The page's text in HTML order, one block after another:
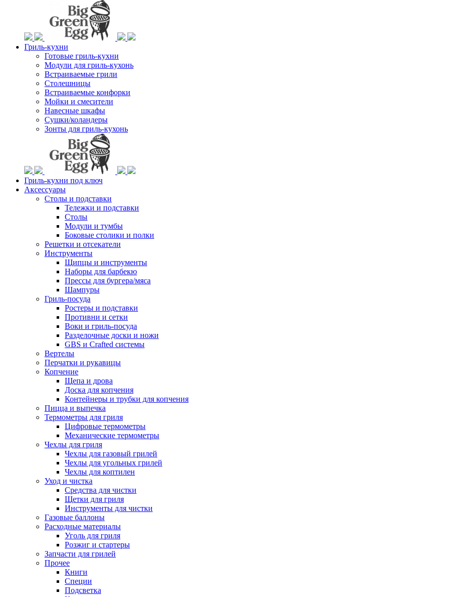
Гриль-кухни
Готовые гриль-кухни
Модули для гриль-кухонь
Встраиваемые грили
Столешницы
Встраиваемые конфорки
Мойки и смесители
Навесные шкафы
Сушки/коландеры
Зонты для гриль-кухонь
Гриль-кухни под ключ
Аксессуары
Столы и подставки
Тележки и подставки
Столы
Модули и тумбы
Боковые столики и полки
Решетки и отсекатели
Инструменты
Щипцы и инструменты
Наборы для барбекю
Прессы для бургера/мяса
Шампуры
Гриль-посуда
Ростеры и подставки
Противни и сетки
Воки и гриль-посуда
Разделочные доски и ножи
GBS и Crafted системы
Вертелы
Перчатки и рукавицы
Копчение
Щепа и дрова
Доска для копчения
Контейнеры и трубки для копчения
Пицца и выпечка
Термометры для гриля
Цифровые термометры
Механические термометры
Чехлы для гриля
Чехлы для газовый грилей
Чехлы для угольных грилей
Чехлы для коптилен
Уход и чистка
Средства для чистки
Щетки для гриля
Инструменты для чистки
Газовые баллоны
Расходные материалы
Уголь для гриля
Розжиг и стартеры
Запчасти для грилей
Прочее
Книги
Специи
Подсветка